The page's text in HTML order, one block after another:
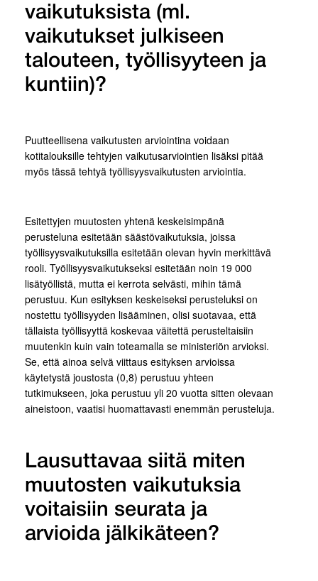
vaikutuksista (ml.
vaikutukset julkiseen
talouteen, työllisyyteen ja
kuntiin)?
Puutteellisena vaikutusten arviointina voidaan
kotitalouksille tehtyjen vaikutusarviointien lisäksi pitää
myös tässä tehtyä työllisyysvaikutusten arviointia.
Esitettyjen muutosten yhtenä keskeisimpänä
perusteluna esitetään säästövaikutuksia, joissa
työllisyysvaikutuksilla esitetään olevan hyvin merkittävä
rooli. Työllisyysvaikutukseksi esitetään noin 19 000
lisätyöllistä, mutta ei kerrota selvästi, mihin tämä
perustuu. Kun esityksen keskeiseksi perusteluksi on
nostettu työllisyyden lisääminen, olisi suotavaa, että
tällaista työllisyyttä koskevaa väitettä perusteltaisiin
muutenkin kuin vain toteamalla se ministeriön arvioksi.
Se, että ainoa selvä viittaus esityksen arvioissa
käytetystä joustosta (0,8) perustuu yhteen
tutkimukseen, joka perustuu yli 20 vuotta sitten olevaan
aineistoon, vaatisi huomattavasti enemmän perusteluja.
Lausuttavaa siitä miten
muutosten vaikutuksia
voitaisiin seurata ja
arvioida jälkikäteen?